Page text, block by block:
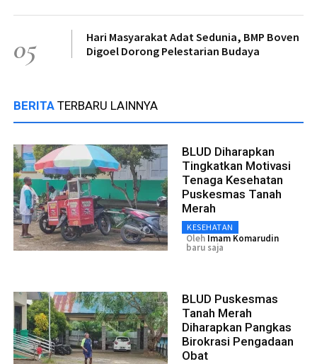
05
Hari Masyarakat Adat Sedunia, BMP Boven
Digoel Dorong Pelestarian Budaya
BERITA TERBARU LAINNYA
BLUD Diharapkan
Tingkatkan Motivasi
Tenaga Kesehatan
Puskesmas Tanah
Merah
KESEHATAN
Oleh Imam Komarudin
baru saja
BLUD Puskesmas
Tanah Merah
Diharapkan Pangkas
Birokrasi Pengadaan
Obat